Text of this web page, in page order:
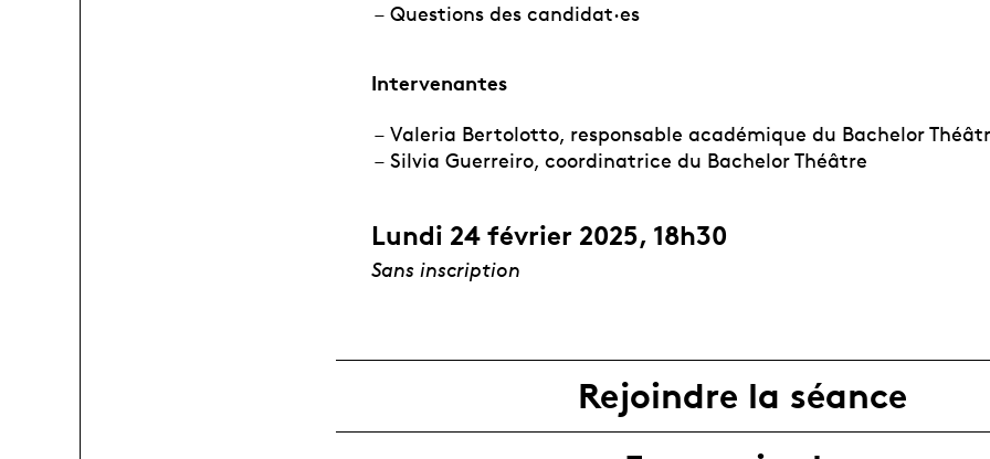
Questions des candidat·es
Intervenantes
Valeria Bertolotto, responsable académique du Bachelor
Silvia Guerreiro, coordinatrice du Bachelor Théâtre
Lundi 24 février 2025, 18h30
Sans inscription
Rejoindre la séance